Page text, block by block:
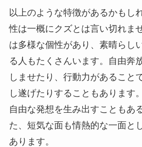
以上のような特徴があるかもし
性は一概にクズとは言い切れま
は多様な個性があり、素晴らし
る人もたくさんいます。自由奔
しませたり、行動力があること
し遂げたりすることもあります
自由な発想を生み出すこともあ
た、短気な面も情熱的な一面と
あります。